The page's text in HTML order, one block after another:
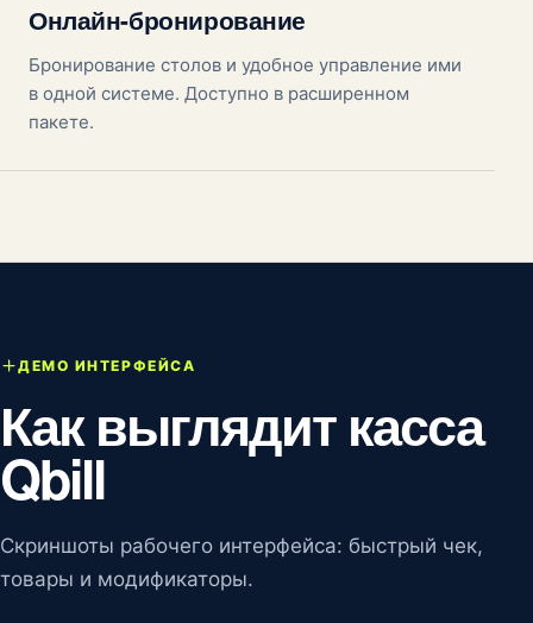
Онлайн-бронирование
Бронирование столов и удобное управление ими
в одной системе. Доступно в расширенном
пакете.
ДЕМО ИНТЕРФЕЙСА
Как выглядит касса
Qbill
Скриншоты рабочего интерфейса: быстрый чек,
товары и модификаторы.